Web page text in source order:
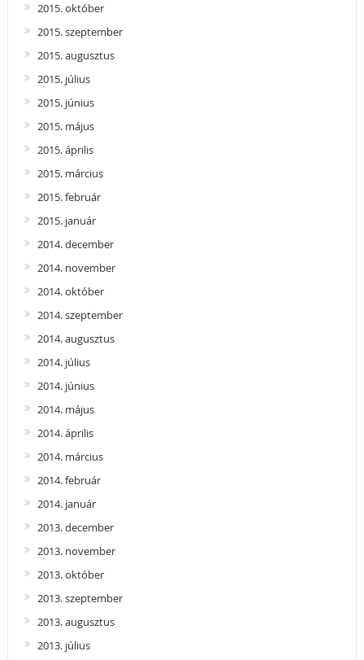
2015. október
2015. szeptember
2015. augusztus
2015. július
2015. június
2015. május
2015. április
2015. március
2015. február
2015. január
2014. december
2014. november
2014. október
2014. szeptember
2014. augusztus
2014. július
2014. június
2014. május
2014. április
2014. március
2014. február
2014. január
2013. december
2013. november
2013. október
2013. szeptember
2013. augusztus
2013. július